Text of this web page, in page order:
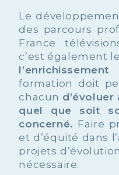
Le
des parcours
France
c’est également le
formation doit
chacun d’évoluer
quel que soit
concerné. Faire
et d’équité dans
projets
nécessaire.